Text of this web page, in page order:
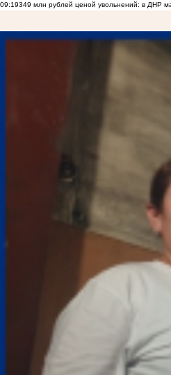
09:19349 млн рублей ценой увольнений: в ДНР